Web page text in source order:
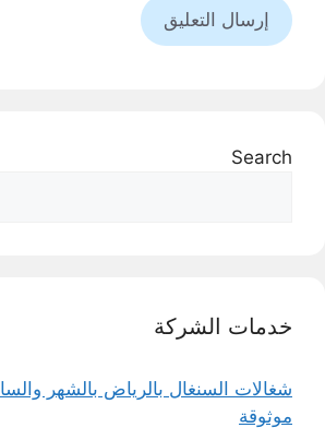
Search
خدمات الشركة
شغالات السنغال بالرياض بالشهر
موثوقة